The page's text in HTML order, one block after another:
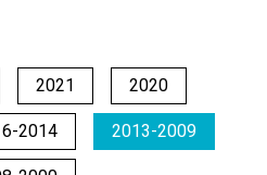
2021 2020
2014 2013-2009